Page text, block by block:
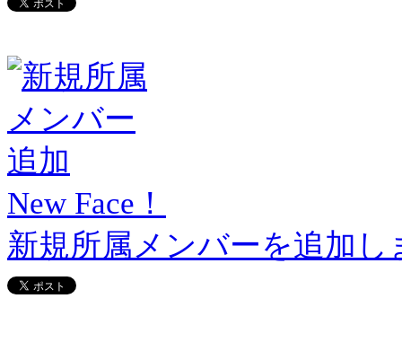
New Face！
新規所属メンバーを追加し